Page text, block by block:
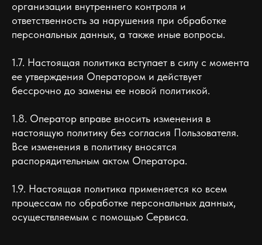
организации внутреннего контроля и
ответственность за нарушения при обработке
персональных данных, а также иные вопросы.
1.7. Настоящая политика вступает в силу с момента
ее утверждения Оператором и действует
бессрочно до замены ее новой политикой.
1.8. Оператор вправе вносить изменения в
настоящую политику без согласия Пользователя.
Все изменения в политику вносятся
распорядительным актом Оператора.
1.9. Настоящая политика применяется ко всем
процессам по обработке персональных данных,
осуществляемым с помощью Сервиса.